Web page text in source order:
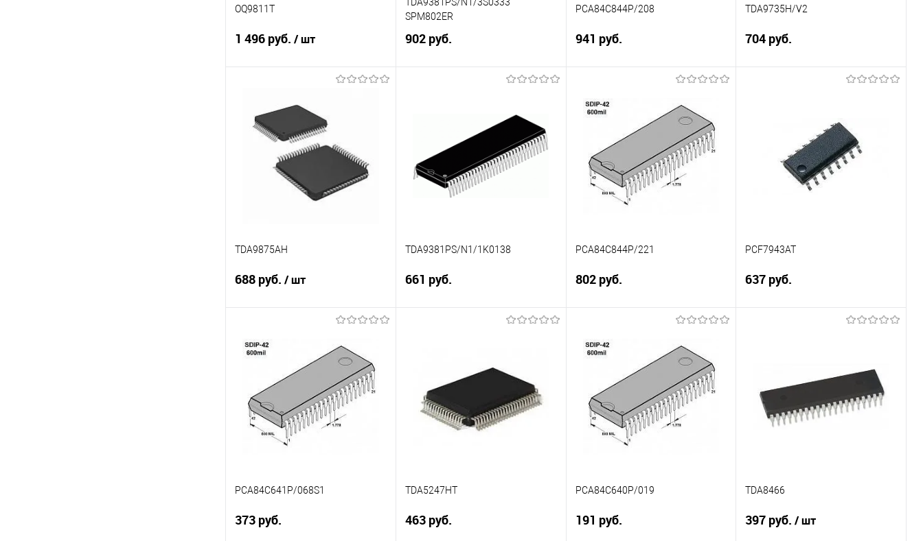
OQ9811T
1 496 руб. / шт
Сравнение
В избранное
В наличии
SPM802ER
902 руб.
В избранное
В наличии
PCA84C844P/208
941 руб.
Сравнение
В избранное
Недоступно
TDA9735H/V2
704 руб.
В избранное
В наличии
TDA9875AH
688 руб. / шт
Сравнение
В избранное
В наличии
TDA9381PS/N1/1K0138
661 руб.
В избранное
В наличии
PCA84C844P/221
802 руб.
Сравнение
В избранное
Недоступно
PCF7943AT
637 руб.
В избранное
Недоступно
PCA84C641P/068S1
373 руб.
TDA5247HT
463 руб.
PCA84C640P/019
191 руб.
TDA8466
397 руб./ шт